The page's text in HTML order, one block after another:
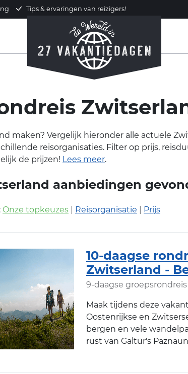
Tips & ervaringen van reizigers!
maken? Vergelijk hieronder alle actuele
reisorganisaties. Filter op prijs,
de prijzen! Lees meer.
aanbiedingen
Onze topkeuzes Reisorganisatie Prijs
10-daagse
Zwitserland -
9-daagse groepsrondreis
Maak tijdens deze
Oostenrijkse en
bergen en vele
rust van Galtür's